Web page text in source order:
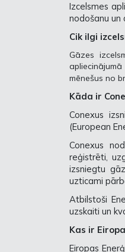
Izcelsmes
nodošanu un
Cik ilgi
Gāzes
mēnešus no
Kāda ir
Conexus
(European
Conexus
reģistrēti,
izsniegtu
uzticami
Atbilstoši
uzskaiti un
Kas ir
Eiropas